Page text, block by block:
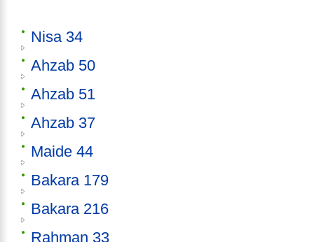
Nisa 34
Ahzab 50
Ahzab 51
Ahzab 37
Maide 44
Bakara 179
Bakara 216
Rahman 33